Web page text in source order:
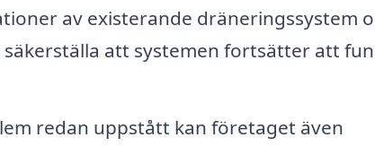
av existerande dräneringssystem
att systemen fortsätter att
redan uppstått kan företaget även